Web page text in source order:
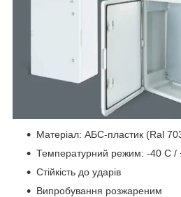
Матеріал: АБС-пластик (Ral
Температурний режим: -40 C /
Стійкість до ударів
Випробування розжареним